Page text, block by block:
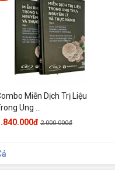
Miễn Dịch Trị Liệu
Ung ...
2.000.000đ